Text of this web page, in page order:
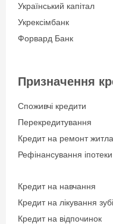
Український капітал
Укрексімбанк
Форвард Банк
Призначення
Споживчі кредити
Перекредитування
Кредит на ремонт житла
Рефінансування іпотеки
Кредит на навчання
Кредит на лікування
Кредит на відпочинок